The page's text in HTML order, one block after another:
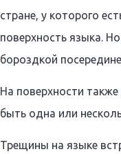
стране, у которого
поверхность языка.
бороздкой
На поверхности
быть одна или
Трещины на языке